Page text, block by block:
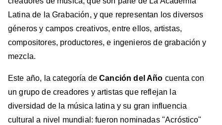
Latina de la Grabación, y que representan los diversos
géneros y campos creativos, entre ellos, artistas,
compositores, productores, e ingenieros de grabación y
mezcla.
Este año, la categoría deCanción del Año cuenta con
un grupo de creadores y artistas que reflejan la
diversidad de la música latina y su gran influencia
cultural a nivel mundial: fueron nominadas "Acróstico"